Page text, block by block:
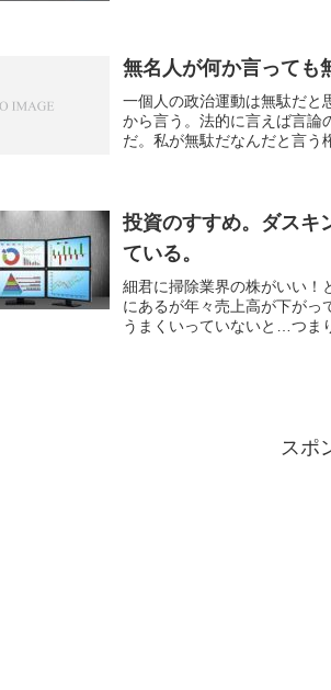
無名人が何か言っても
一個人の政治運動は無駄だと
から言う。法的に言えば言論
だ。私が無駄だなんだと言う
投資のすすめ。ダスキ
ている。
細君に掃除業界の株がいい！
にあるが年々売上高が下がっ
うまくいっていないと…つま
スポ